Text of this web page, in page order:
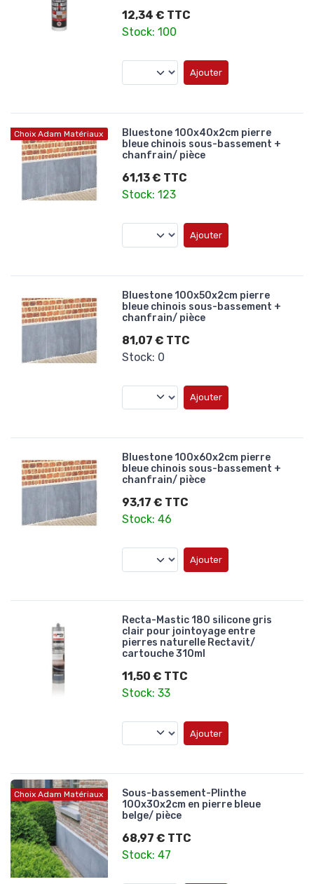
12,34 € TTC
Stock: 100
Ajouter
Choix Adam Matériaux
Bluestone 100x40x2cm pierre
bleue chinois sous-bassement +
chanfrain/ pièce
61,13 € TTC
Stock: 123
Ajouter
Bluestone 100x50x2cm pierre
bleue chinois sous-bassement +
chanfrain/ pièce
81,07 € TTC
Stock: 0
Ajouter
Bluestone 100x60x2cm pierre
bleue chinois sous-bassement +
chanfrain/ pièce
93,17 € TTC
Stock: 46
Ajouter
Recta-Mastic 180 silicone gris
clair pour jointoyage entre
pierres naturelle Rectavit/
cartouche 310ml
11,50 € TTC
Stock: 33
Ajouter
Choix Adam Matériaux
Sous-bassement-Plinthe
100x30x2cm en pierre bleue
belge/ pièce
68,97 € TTC
Stock: 47